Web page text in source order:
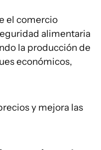
el comercio
alimentaria
la producción de
económicos,
y mejora las